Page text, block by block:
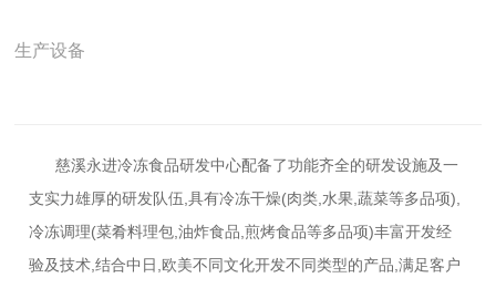
生产设备
慈溪永进冷冻食品研发中心配备了功能齐全的研发设施及一
支实力雄厚的研发队伍,具有冷冻干燥(肉类,水果,蔬菜等多品项),
冷冻调理(菜肴料理包,油炸食品,煎烤食品等多品项)丰富开发经
验及技术,结合中日,欧美不同文化开发不同类型的产品,满足客户